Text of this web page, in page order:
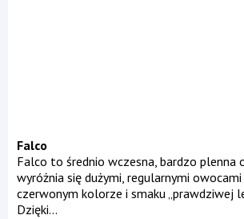
Falco
Falco to średnio wczesna, bardzo plenna
wyróżnia się dużymi, regularnymi
czerwonym kolorze i smaku „prawdziwej
Dzięki...